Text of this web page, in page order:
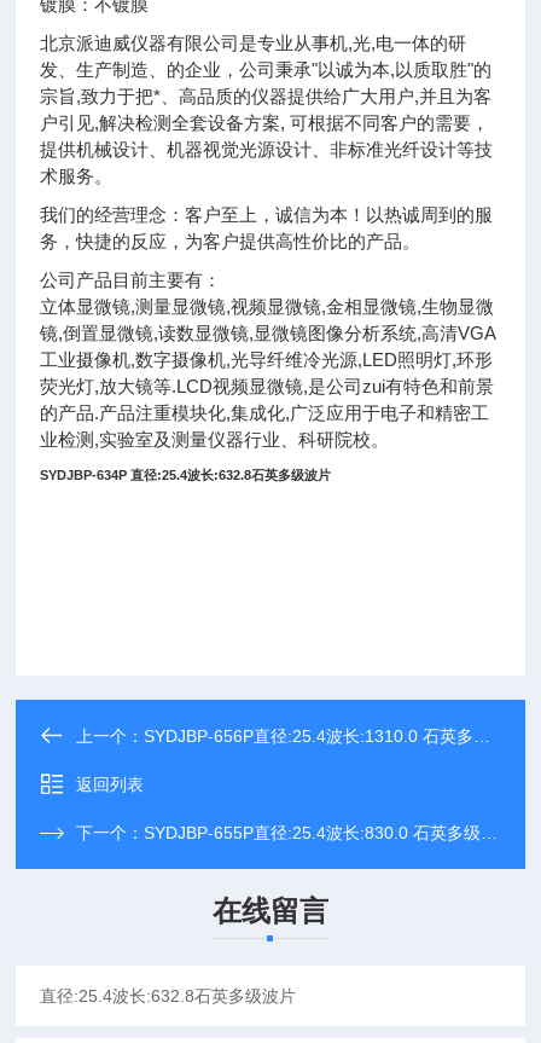
镀膜：不镀膜
北京派迪威仪器有限公司是专业从事机,光,电一体的研
发、生产制造、的企业，公司秉承"以诚为本,以质取胜"的
宗旨,致力于把*、高品质的仪器提供给广大用户,并且为客
户引见,解决检测全套设备方案, 可根据不同客户的需要，
提供机械设计、机器视觉光源设计、非标准光纤设计等技
术服务。
我们的经营理念：客户至上，诚信为本！以热诚周到的服
务，快捷的反应，为客户提供高性价比的产品。
公司产品目前主要有：
立体显微镜,测量显微镜,视频显微镜,金相显微镜,生物显微
镜,倒置显微镜,读数显微镜,显微镜图像分析系统,高清VGA
工业摄像机,数字摄像机,光导纤维冷光源,LED照明灯,环形
荧光灯,放大镜等.LCD视频显微镜,是公司zui有特色和前景
的产品.产品注重模块化,集成化,广泛应用于电子和精密工
业检测,实验室及测量仪器行业、科研院校。
SYDJBP-634P直径:25.4波长:632.8石英多级波片
上一个：SYDJBP-656P直径:25.4波长:1310.0 石英多级波片
返回列表
下一个：SYDJBP-655P直径:25.4波长:830.0 石英多级波片
在线留言